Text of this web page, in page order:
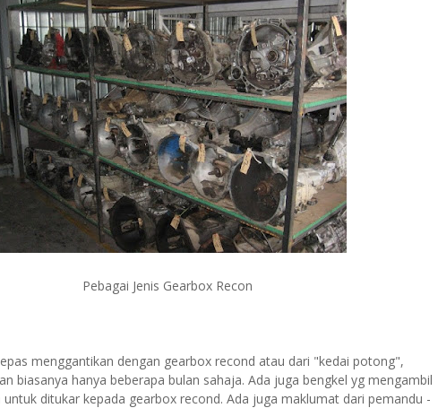
Pebagai Jenis Gearbox Recon
menggantikan dengan gearbox recond atau dari "kedai potong",
biasanya hanya beberapa bulan sahaja. Ada juga bengkel yg mengambil
untuk ditukar kepada gearbox recond. Ada juga maklumat dari pemandu -